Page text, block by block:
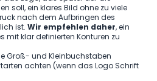
soll, ein klares Bild ohne zu viele
nach dem Aufbringen des
ist. Wir empfehlen daher, ein
mit klar definierten Konturen zu
Groß- und Kleinbuchstaben
achten (wenn das Logo Schrift